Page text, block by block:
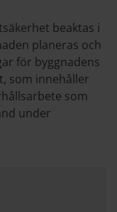
beaktas i
planeras och
för byggnadens
som innehåller
som
under